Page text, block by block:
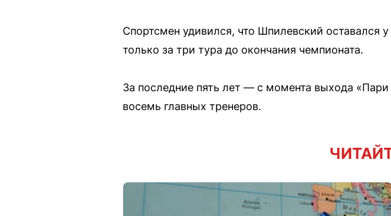
Спортсмен удивился, что Шпилевский оставался
только за три тура до окончания чемпионата.
За последние пять лет — с момента выхода
восемь главных тренеров.